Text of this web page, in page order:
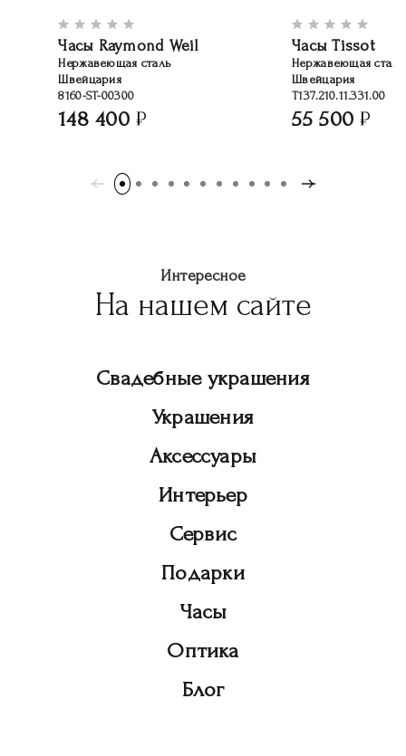
Часы Raymond Weil
Нержавеющая сталь
Швейцария
8160-ST-00300
148 400
Часы Tissot
Нержавеющая сталь
Швейцария
T137.210.11.331.00
55 500
Интересное
На нашем сайте
Свадебные украшения
Украшения
Аксессуары
Интерьер
Сервис
Подарки
Часы
Оптика
Блог